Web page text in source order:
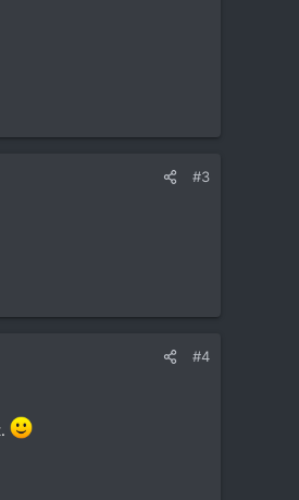
#3
#4